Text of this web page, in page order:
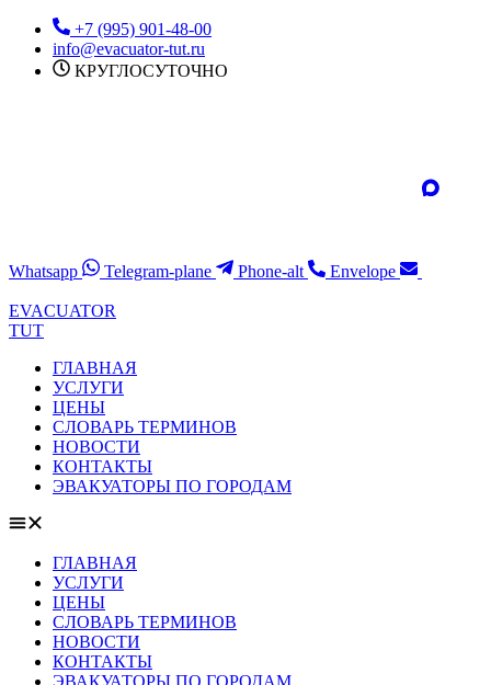
Перейти
содержимому
+7 (995) 901-48-00
info@evacuator-tut.ru
КРУГЛОСУТОЧНО
Whatsapp Telegram-plane Phone-alt Envelope
EVACUATOR
TUT
ГЛАВНАЯ
УСЛУГИ
ЦЕНЫ
СЛОВАРЬ ТЕРМИНОВ
НОВОСТИ
КОНТАКТЫ
ЭВАКУАТОРЫ ПО ГОРОДАМ
ГЛАВНАЯ
УСЛУГИ
ЦЕНЫ
СЛОВАРЬ ТЕРМИНОВ
НОВОСТИ
КОНТАКТЫ